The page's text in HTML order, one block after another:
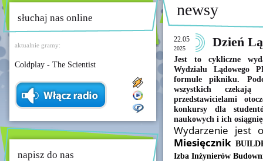
słuchaj nas online
aktualnie gramy:
Coldplay - The Scientist
napisz do nas
newsy
22.05
2025 Dzień
Jest to cykliczne
Wydziału Lądowego
formule pikniku.
wszystkich
przedstawicielami
konkursy dla
naukowych i ich
Wydarzenie jest
Miesięcznik
Izba Inżynierów